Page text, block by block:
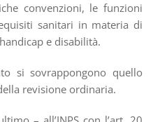
convenzioni, le funzioni
sanitari in materia di
e disabilità.
si sovrappongono quello
revisione ordinaria.